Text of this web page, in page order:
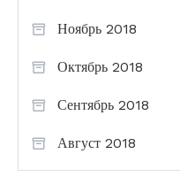
Ноябрь 2018
Октябрь 2018
Сентябрь 2018
Август 2018